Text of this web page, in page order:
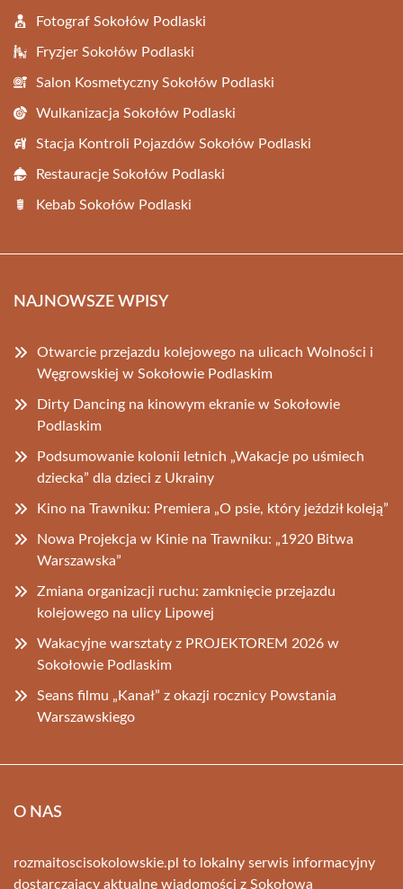
Fotograf Sokołów Podlaski
Fryzjer Sokołów Podlaski
Salon Kosmetyczny Sokołów Podlaski
Wulkanizacja Sokołów Podlaski
Stacja Kontroli Pojazdów Sokołów Podlaski
Restauracje Sokołów Podlaski
Kebab Sokołów Podlaski
NAJNOWSZE WPISY
Otwarcie przejazdu kolejowego na ulicach Wolności i
Węgrowskiej w Sokołowie Podlaskim
Dirty Dancing na kinowym ekranie w Sokołowie
Podlaskim
Podsumowanie kolonii letnich „Wakacje po uśmiech
dziecka” dla dzieci z Ukrainy
Kino na Trawniku: Premiera „O psie, który jeździł koleją”
Nowa Projekcja w Kinie na Trawniku: „1920 Bitwa
Warszawska”
Zmiana organizacji ruchu: zamknięcie przejazdu
kolejowego na ulicy Lipowej
Wakacyjne warsztaty z PROJEKTOREM 2026 w
Sokołowie Podlaskim
Seans filmu „Kanał” z okazji rocznicy Powstania
Warszawskiego
O NAS
rozmaitoscisokolowskie.pl to lokalny serwis informacyjny
dostarczający aktualne wiadomości z Sokołowa